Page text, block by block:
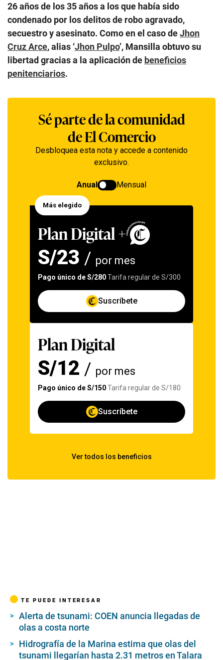
26 años de los 35 años a los que había sido
condenado por los delitos de robo agravado,
secuestro y asesinato. Como en el caso deJhon
Cruz Arce, alias ‘Jhon Pulpo’, Mansilla obtuvo su
libertad gracias a la aplicación de beneficios
penitenciarios.
TE PUEDE INTERESAR
Alerta de tsunami: COEN anuncia llegadas de
olas a costa norte
Hidrografía de la Marina estima que olas del
tsunami llegarían hasta 2.31 metros en Talara